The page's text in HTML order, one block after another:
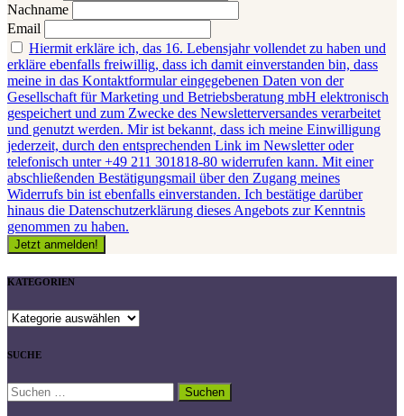
Nachname
Email
Hiermit erkläre ich, das 16. Lebensjahr vollendet zu haben und
erkläre ebenfalls freiwillig, dass ich damit einverstanden bin, dass
meine in das Kontaktformular eingegebenen Daten von der
Gesellschaft für Marketing und Betriebsberatung mbH elektronisch
gespeichert und zum Zwecke des Newsletterversandes verarbeitet
und genutzt werden. Mir ist bekannt, dass ich meine Einwilligung
jederzeit, durch den entsprechenden Link im Newsletter oder
telefonisch unter +49 211 301818-80 widerrufen kann. Mit einer
abschließenden Bestätigungsmail über den Zugang meines
Widerrufs bin ist ebenfalls einverstanden. Ich bestätige darüber
hinaus die Datenschutzerklärung dieses Angebots zur Kenntnis
genommen zu haben.
KATEGORIEN
KATEGORIEN
SUCHE
Suchen
nach: